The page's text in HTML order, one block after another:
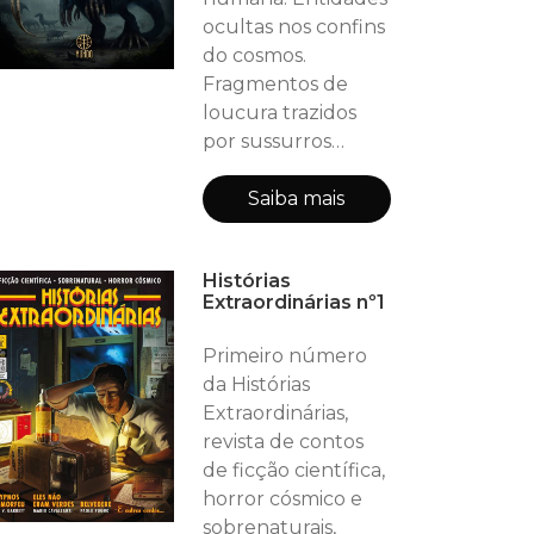
ocultas nos confins
do cosmos.
Fragmentos de
loucura trazidos
por sussurros
vindos das estrelas.
O horror cósmico —
subgênero sombrio
Ficção Científica —
nos confronta com
o desconhecido e a
fragilidade da
mente diante do
incompreensível.
Sussurros Cósmicos
reúne contos que
exploram o terror
Saiba mais
Histórias
Extraordinárias nº1
Primeiro número
da Histórias
Extraordinárias,
revista de contos
de ficção científica,
horror cósmico e
sobrenaturais,